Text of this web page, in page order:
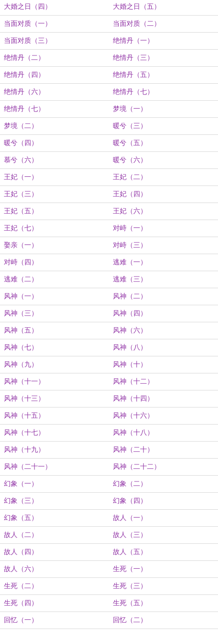
大婚之日（四） 大婚之日（五）
当面对质（一） 当面对质（二）
当面对质（三） 绝情丹（一）
绝情丹（二） 绝情丹（三）
绝情丹（四） 绝情丹（五）
绝情丹（六） 绝情丹（七）
绝情丹（七） 梦境（一）
梦境（二） 暖兮（三）
暖兮（四） 暖兮（五）
慕兮（六） 暖兮（六）
王妃（一） 王妃（二）
王妃（三） 王妃（四）
王妃（五） 王妃（六）
王妃（七） 对峙（一）
娶亲（一） 对峙（三）
对峙（四） 逃难（一）
逃难（二） 逃难（三）
风神（一） 风神（二）
风神（三） 风神（四）
风神（五） 风神（六）
风神（七） 风神（八）
风神（九） 风神（十）
风神（十一） 风神（十二）
风神（十三） 风神（十四）
风神（十五） 风神（十六）
风神（十七） 风神（十八）
风神（十九） 风神（二十）
风神（二十一） 风神（二十二）
幻象（一） 幻象（二）
幻象（三） 幻象（四）
幻象（五） 故人（一）
故人（二） 故人（三）
故人（四） 故人（五）
故人（六） 生死（一）
生死（二） 生死（三）
生死（四） 生死（五）
回忆（一） 回忆（二）